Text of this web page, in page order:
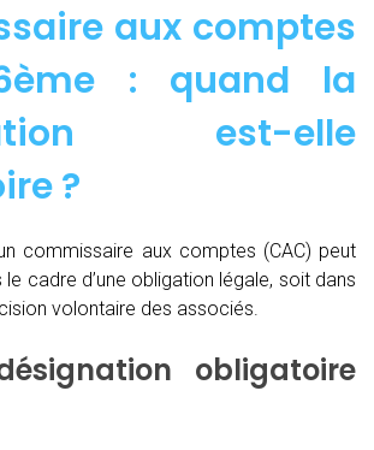
aux comptes
: quand la
est-elle
?
commissaire aux comptes (CAC) peut
cadre d’une obligation légale, soit dans
volontaire des associés.
obligatoire